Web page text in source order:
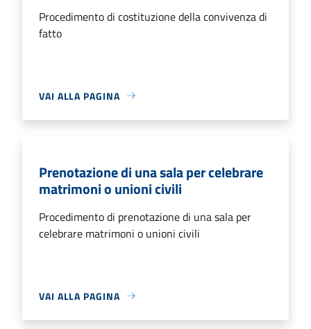
Procedimento di costituzione della convivenza di
fatto
VAI ALLA PAGINA
Prenotazione di una sala per celebrare
matrimoni o unioni civili
Procedimento di prenotazione di una sala per
celebrare matrimoni o unioni civili
VAI ALLA PAGINA